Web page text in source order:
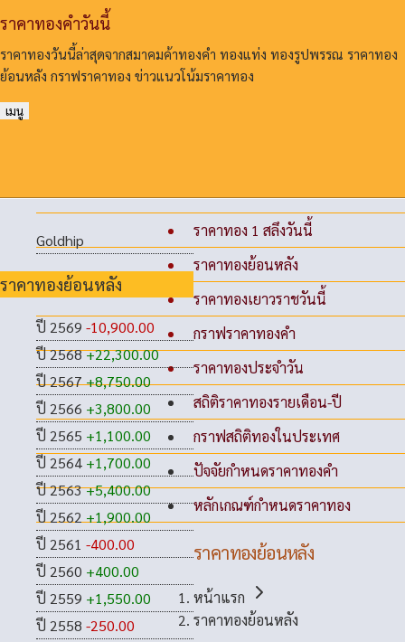
ราคาทองคําวันนี้
ราคาทองวันนี้ล่าสุดจากสมาคมค้าทองคํา ทองแท่ง ทองรูปพรรณ ราคาทอง
ย้อนหลัง กราฟราคาทอง ข่าวแนวโน้มราคาทอง
เมนู
Goldhip
ราคาทองย้อนหลัง
ปี 2569 -10,900.00
ปี 2568+22,300.00
ปี 2567+8,750.00
ปี 2566 +3,800.00
ปี 2565 +1,100.00
ปี 2564 +1,700.00
ปี 2563+5,400.00
ปี 2562+1,900.00
ปี 2561 -400.00
ปี 2560 +400.00
ปี 2559 +1,550.00
ปี 2558 -250.00
ราคาทอง 1 สลึงวันนี้
ราคาทองย้อนหลัง
ราคาทองเยาวราชวันนี้
กราฟราคาทองคำ
ราคาทองประจำวัน
สถิติราคาทองรายเดือน-ปี
กราฟสถิติทองในประเทศ
ปัจจัยกำหนดราคาทองคำ
หลักเกณฑ์กำหนดราคาทอง
ราคาทองย้อนหลัง
หน้าแรก
ราคาทองย้อนหลัง